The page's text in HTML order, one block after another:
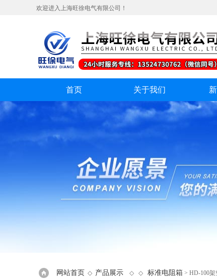
欢迎进入上海旺徐电气有限公司！
首页 关于我们
网站首页 ◇ 产品展示 ◇ ◇ 标准电阻箱 > HD-100